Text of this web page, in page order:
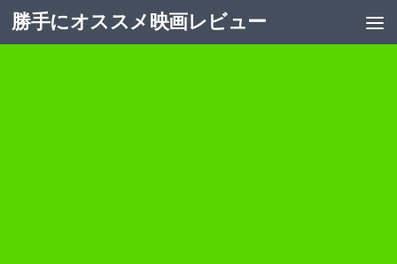
コンテンツへスキップ
勝手にオススメ映画レビュー